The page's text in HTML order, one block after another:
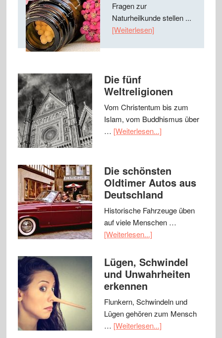
Fragen zur
Naturheilkunde stellen ...
[Weiterlesen]
Die fünf
Weltreligionen
Vom Christentum bis zum
Islam, vom Buddhismus über
… [Weiterlesen...]
Die schönsten
Oldtimer Autos aus
Deutschland
Historische Fahrzeuge üben
auf viele Menschen …
[Weiterlesen...]
Lügen, Schwindel
und Unwahrheiten
erkennen
Flunkern, Schwindeln und
Lügen gehören zum Mensch
… [Weiterlesen...]